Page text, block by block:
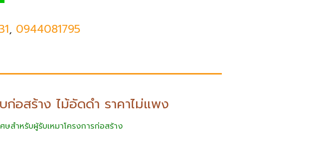
, 0944081795
อสร้าง ไม้อัดดำ ราคาไม่แพง
ษสำหรับผู้รับเหมาโครงการก่อสร้าง